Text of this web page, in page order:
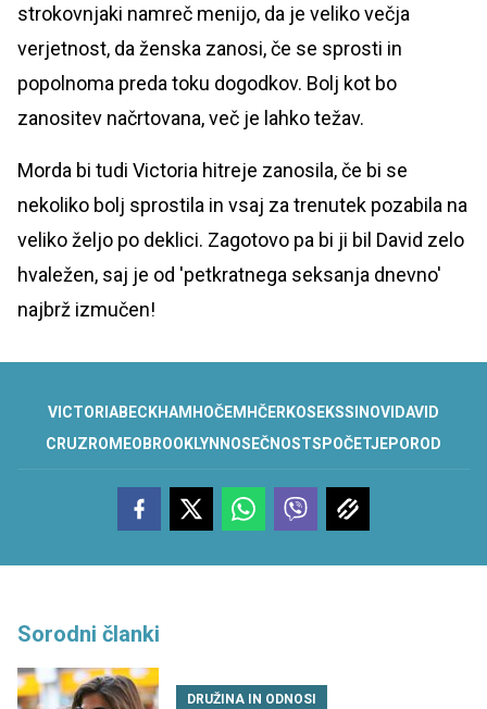
strokovnjaki namreč menijo, da je veliko večja
verjetnost, da ženska zanosi, če se sprosti in
popolnoma preda toku dogodkov. Bolj kot bo
zanositev načrtovana, več je lahko težav.
Morda bi tudi Victoria hitreje zanosila, če bi se
nekoliko bolj sprostila in vsaj za trenutek pozabila na
veliko željo po deklici. Zagotovo pa bi ji bil David zelo
hvaležen, saj je od 'petkratnega seksanja dnevno'
najbrž izmučen!
VICTORIABECKHAM HOČEM HČERKOSEKSSINOVI DAVID
CRUZ ROMEO BROOKLYN NOSEČNOSTSPOČETJEPOROD
Sorodni članki
DRUŽINA IN ODNOSI